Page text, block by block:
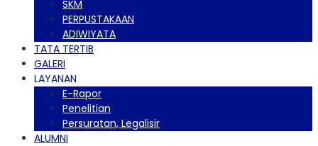
SKM
PERPUSTAKAAN
ADIWIYATA
TATA TERTIB
GALERI
LAYANAN
E-Rapor
Penelitian
Persuratan, Legalisir
ALUMNI